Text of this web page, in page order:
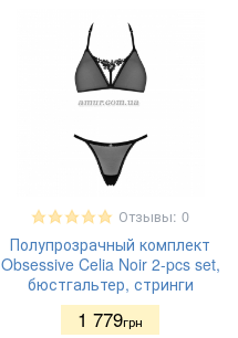
Отзывы: 0
Полупрозрачный комплект
Obsessive Celia Noir 2-pcs set,
бюстгальтер, стринги
1 779грн